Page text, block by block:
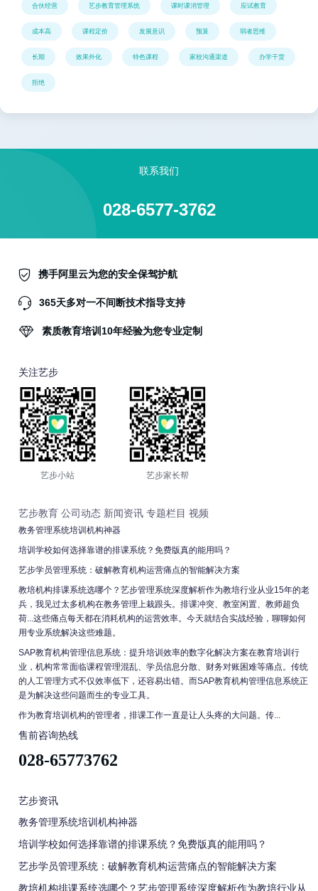
合伙经营 艺步教育管理系统 课时课消管理 应试教育
成本高 课程定价 发展意识 预算 弱者思维
长期 效果外化 特色课程 家校沟通渠道 办学干货
拒绝
联系我们
028-6577-3762
携手阿里云为您的安全保驾护航
365天多对一不间断技术指导支持
素质教育培训10年经验为您专业定制
关注艺步
艺步小站 艺步家长帮
艺步教育 公司动态 新闻资讯 专题栏目 视频
教务管理系统培训机构神器
培训学校如何选择靠谱的排课系统？免费版真的能用吗？
艺步学员管理系统：破解教育机构运营痛点的智能解决方案
教培机构排课系统选哪个？艺步管理系统深度解析作为教培行业从业15年的老
兵，我见过太多机构在教务管理上栽跟头。排课冲突、教室闲置、教师超负
荷...这些痛点每天都在消耗机构的运营效率。今天就结合实战经验，聊聊如何
用专业系统解决这些难题。
SAP教育机构管理信息系统：提升培训效率的数字化解决方案在教育培训行
业，机构常常面临课程管理混乱、学员信息分散、财务对账困难等痛点。传统
的人工管理方式不仅效率低下，还容易出错。而SAP教育机构管理信息系统正
是为解决这些问题而生的专业工具。
作为教育培训机构的管理者，排课工作一直是让人头疼的大问题。传...
售前咨询热线
028-65773762
艺步资讯
教务管理系统培训机构神器
培训学校如何选择靠谱的排课系统？免费版真的能用吗？
艺步学员管理系统：破解教育机构运营痛点的智能解决方案
教培机构排课系统选哪个？艺步管理系统深度解析作为教培行业从